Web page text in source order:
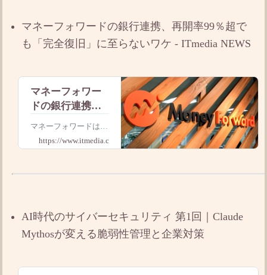
マネーフォワードの銀行連携、再開率99％超で
も「完全復旧」に至らないワケ - ITmedia NEWS
マネーフォワー
ドの銀行連携、
再開率99％超で
に至らないワケ
マネーフォワードは5
月1日、ソフトウェア
開発などに使うソース
「GitHub」への不正ア
やクラウドサービスの
銀行口座連携機能
https://www.itmedia.co.jp
AI時代のサイバーセキュリティ 第1回｜Claude
Mythosが変える脆弱性管理と企業対策